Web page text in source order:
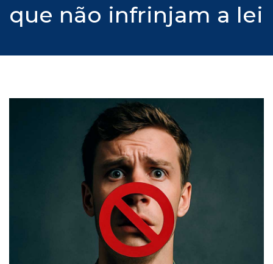
que não infrinjam a lei